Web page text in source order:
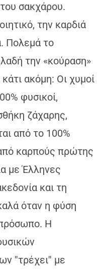
σακχάρου.
την καρδιά
Πολεμά το
την «κούραση»
ακόμη: Οι χυμοί
φυσικoί,
ζάχαρης,
από το 100%
καρπούς πρώτης
με Έλληνες
και τη
όταν η φύση
Η
''τρέχει'' με